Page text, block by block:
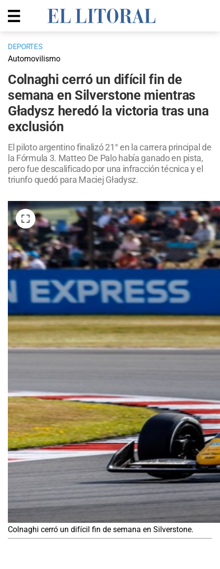
DEPORTES
Automovilismo
Colnaghi cerró un difícil fin de
semana en Silverstone mientras
Gładysz heredó la victoria tras una
exclusión
El piloto argentino finalizó 21° en la carrera principal de
la Fórmula 3. Matteo De Palo había ganado en pista,
pero fue descalificado por una infracción técnica y el
triunfo quedó para Maciej Gładysz.
Colnaghi cerró un difícil fin de semana en Silverstone.